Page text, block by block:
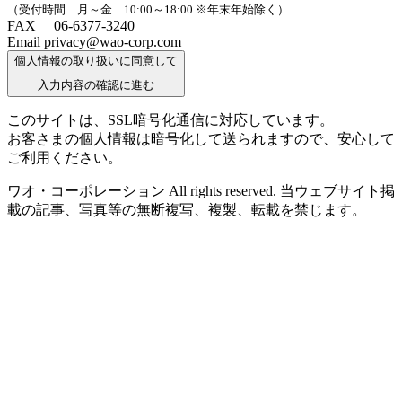
（受付時間 月～金 10:00～18:00 ※年末年始除く）
FAX 06-6377-3240
Email privacy@wao-corp.com
個人情報の取り扱いに同意して
入力内容の確認に進む
このサイトは、SSL暗号化通信に対応しています。
お客さまの個人情報は暗号化して送られますので、安心して
ご利用ください。
ワオ・コーポレーション All rights reserved. 当ウェブサイト掲
載の記事、写真等の無断複写、複製、転載を禁じます。